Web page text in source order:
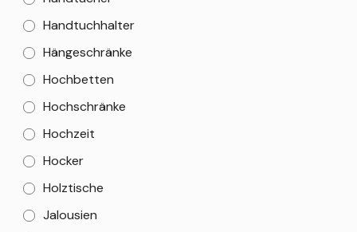
Handtuchhalter
Hängeschränke
Hochbetten
Hochschränke
Hochzeit
Hocker
Holztische
Jalousien